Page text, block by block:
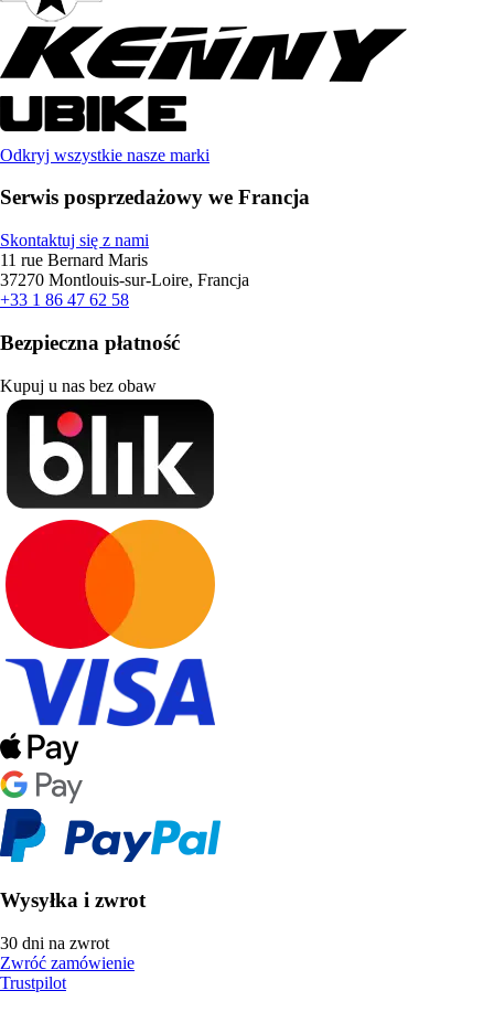
Odkryj wszystkie nasze marki
Serwis posprzedażowy we Francja
Skontaktuj się z nami
11 rue Bernard Maris
37270 Montlouis-sur-Loire, Francja
+33 1 86 47 62 58
Bezpieczna płatność
Kupuj u nas bez obaw
Wysyłka i zwrot
30 dni na zwrot
Zwróć zamówienie
Trustpilot